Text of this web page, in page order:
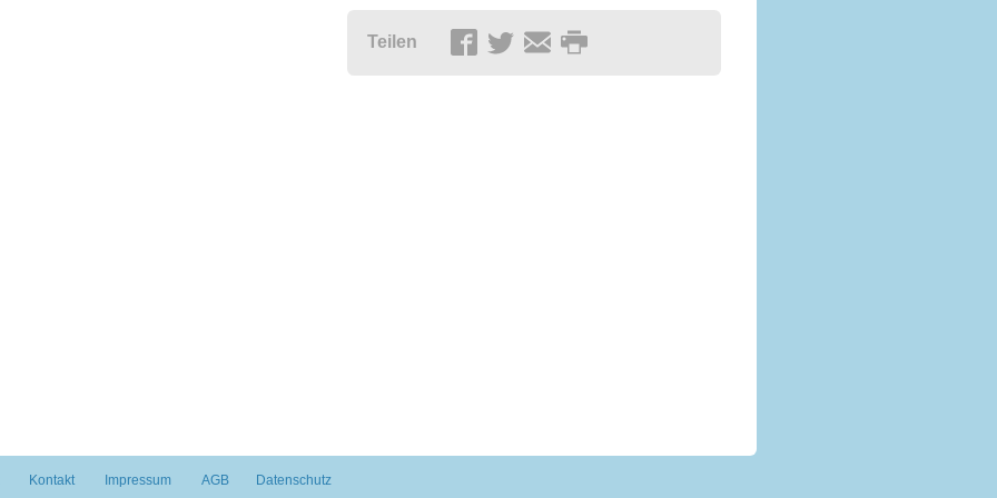
Teilen
Kontakt Impressum AGB Datenschutz